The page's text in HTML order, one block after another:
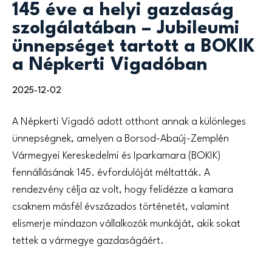
145 éve a helyi gazdaság
szolgálatában – Jubileumi
ünnepséget tartott a BOKIK
a Népkerti Vigadóban
2025-12-02
A Népkerti Vigadó adott otthont annak a különleges
ünnepségnek, amelyen a Borsod-Abaúj-Zemplén
Vármegyei Kereskedelmi és Iparkamara (BOKIK)
fennállásának 145. évfordulóját méltatták. A
rendezvény célja az volt, hogy felidézze a kamara
csaknem másfél évszázados történetét, valamint
elismerje mindazon vállalkozók munkáját, akik sokat
tettek a vármegye gazdaságáért.